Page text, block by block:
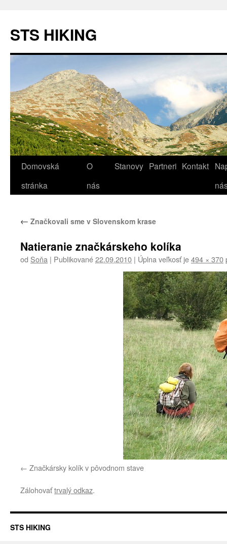
STS HIKING
Preskočiť
na
Domovská
stránka
O
nás
Stanovy Partneri Kontakt
← Značkovali sme v Slovenskom krase
Natieranie značkárskeho kolíka
od Soňa | Publikované22.09.2010 | Úplna veľkosť je494 × 370
Značkársky kolík v pôvodnom stave
Zálohovaťtrvalý odkaz.
STS HIKING